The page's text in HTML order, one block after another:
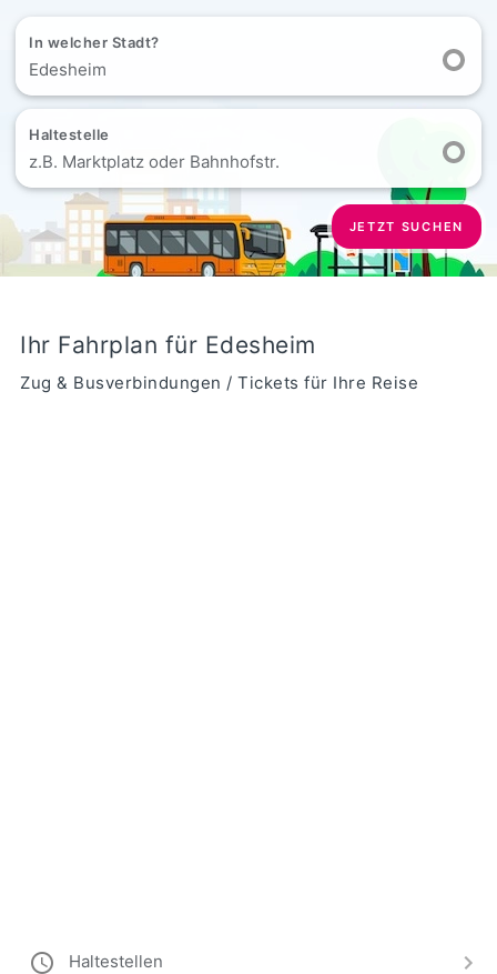
In welcher Stadt?
Edesheim
Haltestelle
z.B. Marktplatz oder Bahnhofstr.
JETZT SUCHEN
Ihr Fahrplan für Edesheim
Zug & Busverbindungen / Tickets für Ihre Reise
Haltestellen